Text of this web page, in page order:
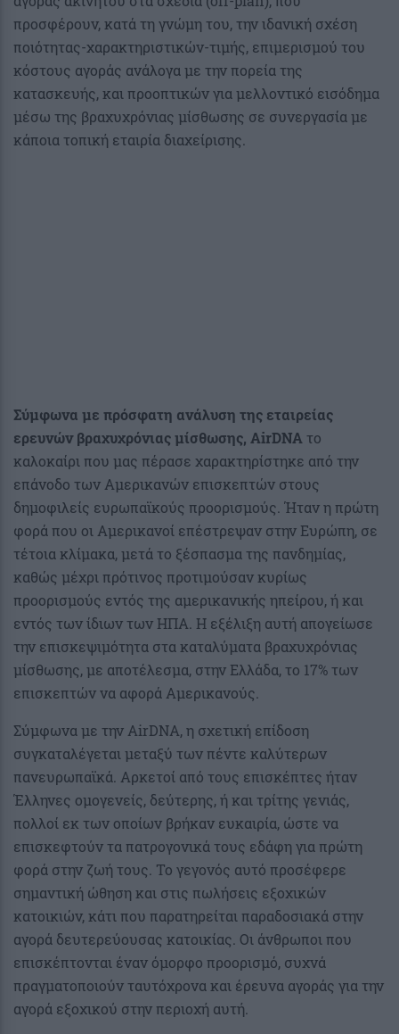
προσφέρουν, κατά τη γνώμη του, την ιδανική σχέση
ποιότητας-χαρακτηριστικών-τιμής, επιμερισμού του
κόστους αγοράς ανάλογα με την πορεία της
κατασκευής, και προοπτικών για μελλοντικό εισόδημα
μέσω της βραχυχρόνιας μίσθωσης σε συνεργασία με
κάποια τοπική εταιρία διαχείρισης.
Σύμφωνα με πρόσφατη ανάλυση της εταιρείας
ερευνών βραχυχρόνιας μίσθωσης, AirDNA το
καλοκαίρι που μας πέρασε χαρακτηρίστηκε από την
επάνοδο των Αμερικανών επισκεπτών στους
δημοφιλείς ευρωπαϊκούς προορισμούς. Ήταν η πρώτη
φορά που οι Αμερικανοί επέστρεψαν στην Ευρώπη, σε
τέτοια κλίμακα, μετά το ξέσπασμα της πανδημίας,
καθώς μέχρι πρότινος προτιμούσαν κυρίως
προορισμούς εντός της αμερικανικής ηπείρου, ή και
εντός των ίδιων των ΗΠΑ. Η εξέλιξη αυτή απογείωσε
την επισκεψιμότητα στα καταλύματα βραχυχρόνιας
μίσθωσης, με αποτέλεσμα, στην Ελλάδα, το 17% των
επισκεπτών να αφορά Αμερικανούς.
Σύμφωνα με την AirDNA, η σχετική επίδοση
συγκαταλέγεται μεταξύ των πέντε καλύτερων
πανευρωπαϊκά. Αρκετοί από τους επισκέπτες ήταν
Έλληνες ομογενείς, δεύτερης, ή και τρίτης γενιάς,
πολλοί εκ των οποίων βρήκαν ευκαιρία, ώστε να
επισκεφτούν τα πατρογονικά τους εδάφη για πρώτη
φορά στην ζωή τους. Το γεγονός αυτό προσέφερε
σημαντική ώθηση και στις πωλήσεις εξοχικών
κατοικιών, κάτι που παρατηρείται παραδοσιακά στην
αγορά δευτερεύουσας κατοικίας. Οι άνθρωποι που
επισκέπτονται έναν όμορφο προορισμό, συχνά
πραγματοποιούν ταυτόχρονα και έρευνα αγοράς για την
αγορά εξοχικού στην περιοχή αυτή.